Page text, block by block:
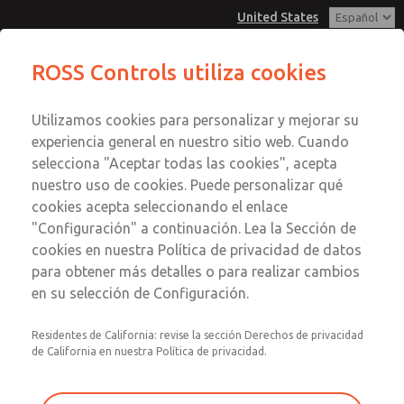
United States
Cuenta
Ver Carrito de Compra
Registrarse
Inscribirse
Serie MD3
MD353ECE9C2YQ
Enviar esta página por correo
electrónico
Servicio al Cliente
1-800-GET-ROSS
Servicio Tecnico
1-888-TEK-ROSS
ROSS Controls utiliza cookies
Utilizamos cookies para personalizar y mejorar su
experiencia general en nuestro sitio web. Cuando
selecciona "Aceptar todas las cookies", acepta
nuestro uso de cookies. Puede personalizar qué
cookies acepta seleccionando el enlace
"Configuración" a continuación. Lea la Sección de
cookies en nuestra Política de privacidad de datos
para obtener más detalles o para realizar cambios
en su selección de Configuración.
Residentes de California: revise la sección Derechos de privacidad
de California en nuestra Política de privacidad.